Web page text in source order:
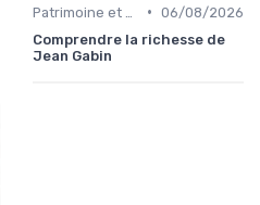
• 06/08/2026
Comprendre la richesse de
Jean Gabin